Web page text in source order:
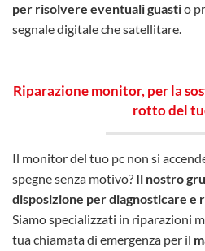
per risolvere eventuali guastio
segnale digitale che satellitare.
Riparazione monitor, per la
rotto del
Il monitor del tuo pc non si
spegne senza motivo? Il nostro
disposizione per diagnosticare e
Siamo specializzati in riparazioni
tua chiamata di emergenza per il